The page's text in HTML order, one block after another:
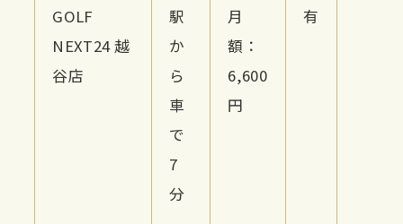
GOLF
NEXT24 越
谷店
駅
か
ら
車
で
7
分
月
額：
6,600
円
有